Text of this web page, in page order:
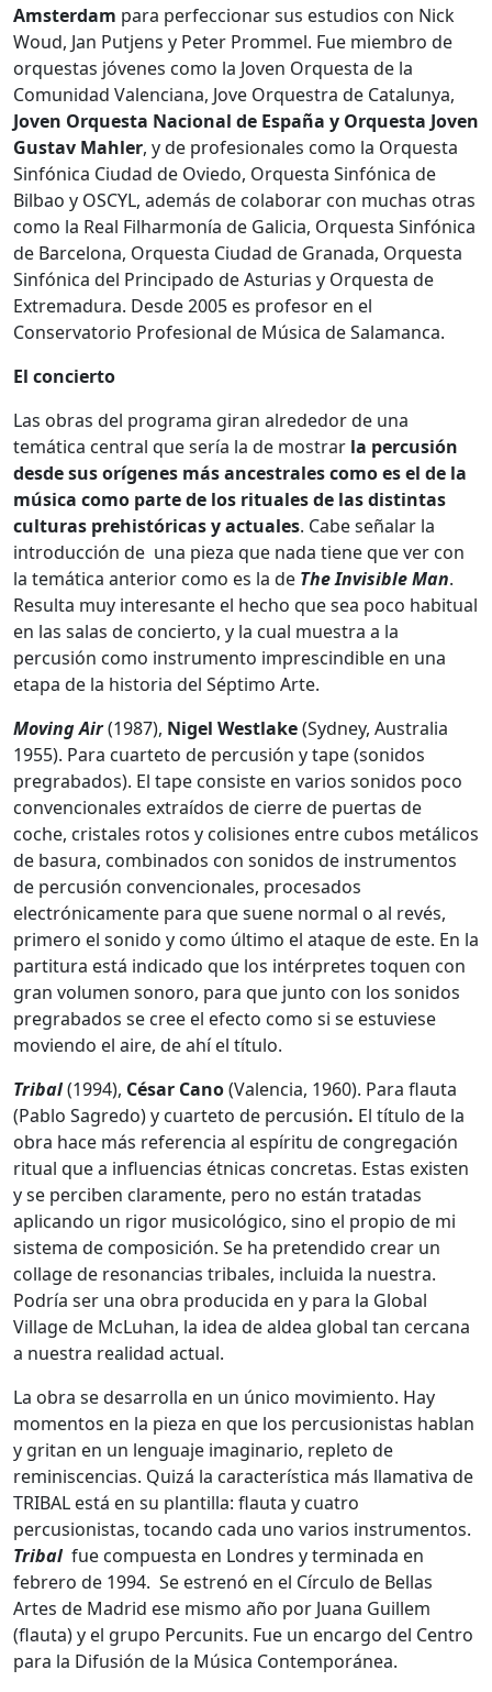
Amsterdam para perfeccionar sus estudios con Nick
Woud, Jan Putjens y Peter Prommel. Fue miembro de
orquestas jóvenes como la Joven Orquesta de la
Comunidad Valenciana, Jove Orquestra de Catalunya,
Joven Orquesta Nacional de España y Orquesta Joven
Gustav Mahler, y de profesionales como la Orquesta
Sinfónica Ciudad de Oviedo, Orquesta Sinfónica de
Bilbao y OSCYL, además de colaborar con muchas otras
como la Real Filharmonía de Galicia, Orquesta Sinfónica
de Barcelona, Orquesta Ciudad de Granada, Orquesta
Sinfónica del Principado de Asturias y Orquesta de
Extremadura. Desde 2005 es profesor en el
Conservatorio Profesional de Música de Salamanca.
El concierto
Las obras del programa giran alrededor de una
temática central que sería la de mostrar la percusión
desde sus orígenes más ancestrales como es el de la
música como parte de los rituales de las distintas
culturas prehistóricas y actuales. Cabe señalar la
introducción de una pieza que nada tiene que ver con
la temática anterior como es la de The Invisible Man.
Resulta muy interesante el hecho que sea poco habitual
en las salas de concierto, y la cual muestra a la
percusión como instrumento imprescindible en una
etapa de la historia del Séptimo Arte.
Moving Air(1987), Nigel Westlake(Sydney, Australia
1955). Para cuarteto de percusión y tape (sonidos
pregrabados). El tape consiste en varios sonidos poco
convencionales extraídos de cierre de puertas de
coche, cristales rotos y colisiones entre cubos metálicos
de basura, combinados con sonidos de instrumentos
de percusión convencionales, procesados
electrónicamente para que suene normal o al revés,
primero el sonido y como último el ataque de este. En la
partitura está indicado que los intérpretes toquen con
gran volumen sonoro, para que junto con los sonidos
pregrabados se cree el efecto como si se estuviese
moviendo el aire, de ahí el título.
Tribal(1994), César Cano(Valencia, 1960). Para flauta
(Pablo Sagredo) y cuarteto de percusión. El título de la
obra hace más referencia al espíritu de congregación
ritual que a influencias étnicas concretas. Estas existen
y se perciben claramente, pero no están tratadas
aplicando un rigor musicológico, sino el propio de mi
sistema de composición. Se ha pretendido crear un
collage de resonancias tribales, incluida la nuestra.
Podría ser una obra producida en y para la Global
Village de McLuhan, la idea de aldea global tan cercana
a nuestra realidad actual.
La obra se desarrolla en un único movimiento. Hay
momentos en la pieza en que los percusionistas hablan
y gritan en un lenguaje imaginario, repleto de
reminiscencias. Quizá la característica más llamativa de
TRIBAL está en su plantilla: flauta y cuatro
percusionistas, tocando cada uno varios instrumentos.
Tribalfue compuesta en Londres y terminada en
febrero de 1994. Se estrenó en el Círculo de Bellas
Artes de Madrid ese mismo año por Juana Guillem
(flauta) y el grupo Percunits. Fue un encargo del Centro
para la Difusión de la Música Contemporánea.